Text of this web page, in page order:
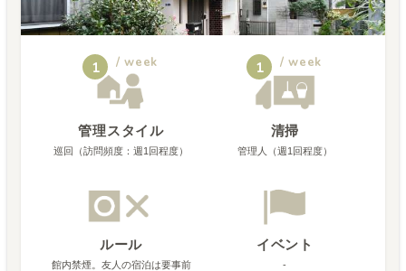
1 / week
管理スタイル
巡回（訪問頻度：週1回程度）
1 / week
清掃
管理人（週1回程度）
ルール
館内禁煙。友人の宿泊は要事前
イベント
-